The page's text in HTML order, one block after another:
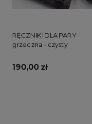
RĘCZNIKI DLA PARY
grzeczna - czysty
190,00 zł